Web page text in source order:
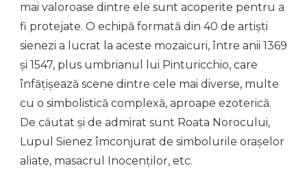
mai valoroase dintre ele sunt acoperite pentru a
fi protejate. O echipă formată din 40 de artiști
sienezi a lucrat la aceste mozaicuri, între anii 1369
și 1547, plus umbrianul lui Pinturicchio, care
înfățișează scene dintre cele mai diverse, multe
cu o simbolistică complexă, aproape ezoterică.
De căutat și de admirat sunt Roata Norocului,
Lupul Sienez îmconjurat de simbolurile orașelor
aliate, masacrul Inocenților, etc.